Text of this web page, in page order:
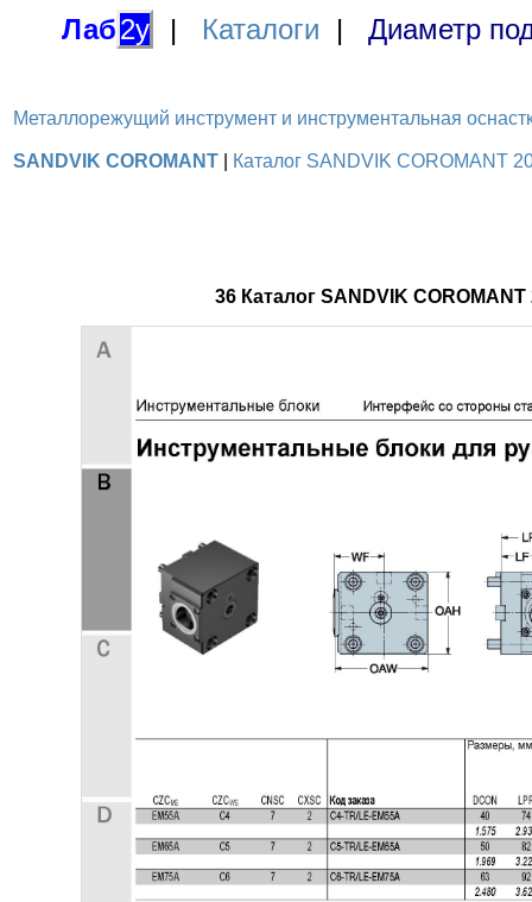
Лаб2у | Каталоги | Диаметр
Металлорежущий инструмент и инструментальная
SANDVIK COROMANT Каталог SANDVIK COROMANT
36 Каталог SANDVIK